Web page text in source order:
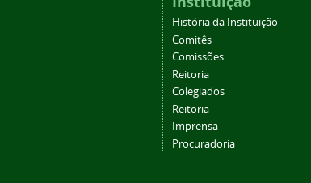
História da Instituição
Comitês
Comissões
Reitoria
Colegiados
Reitoria
Imprensa
Procuradoria